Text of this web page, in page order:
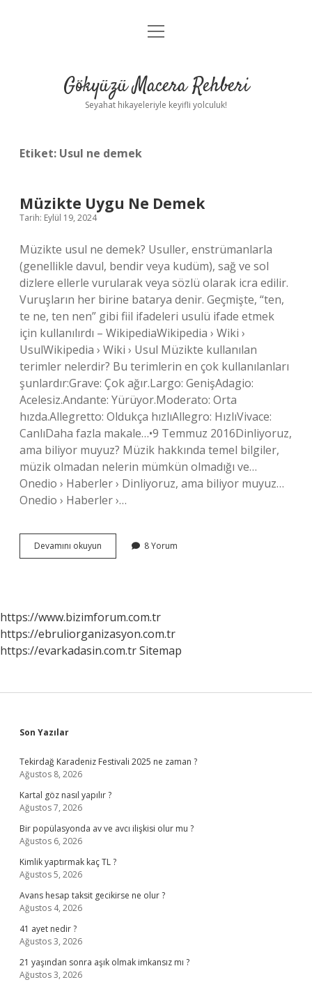
Anasayfa
Yasal Uyarı
menüyü
Gökyüzü Macera Rehberi
Seyahat hikayeleriyle keyifli yolculuk!
Etiket: Usul ne demek
Müzikte Uygu Ne Demek
Tarih: Eylül 19, 2024
Müzikte usul ne demek? Usuller, enstrümanlarla
(genellikle davul, bendir veya kudüm), sağ ve sol
dizlere ellerle vurularak veya sözlü olarak icra edilir.
Vuruşların her birine batarya denir. Geçmişte, “ten,
te ne, ten nen” gibi fiil ifadeleri usulü ifade etmek
için kullanılırdı – WikipediaWikipedia › Wiki ›
UsulWikipedia › Wiki › Usul Müzikte kullanılan
terimler nelerdir? Bu terimlerin en çok kullanılanları
şunlardır:Grave: Çok ağır.Largo: GenişAdagio:
Acelesiz.Andante: Yürüyor.Moderato: Orta
hızda.Allegretto: Oldukça hızlıAllegro: HızlıVivace:
CanlıDaha fazla makale…•9 Temmuz 2016Dinliyoruz,
ama biliyor muyuz? Müzik hakkında temel bilgiler,
müzik olmadan nelerin mümkün olmadığı ve…
Onedio › Haberler › Dinliyoruz, ama biliyor muyuz…
Onedio › Haberler ›…
Devamını okuyun
Uygu
8 Yorum
https://www.bizimforum.com.tr
https://ebruliorganizasyon.com.tr
https://evarkadasin.com.trSitemap
Sidebar
Son Yazılar
Tekirdağ Karadeniz Festivali 2025 ne zaman ?
Ağustos 8, 2026
Kartal göz nasıl yapılır ?
Ağustos 7, 2026
Bir popülasyonda av ve avcı ilişkisi olur mu ?
Ağustos 6, 2026
Kimlik yaptırmak kaç TL ?
Ağustos 5, 2026
Avans hesap taksit gecikirse ne olur ?
Ağustos 4, 2026
41 ayet nedir ?
Ağustos 3, 2026
21 yaşından sonra aşık olmak imkansız mı ?
Ağustos 3, 2026